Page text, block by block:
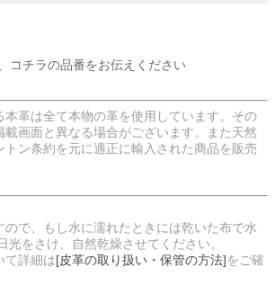
コチラの品番をお伝えください
革は全て本物の革を使用しています。その
画面と異なる場合がございます。また天然
トン条約を元に適正に輸入された商品を販売
で、もし水に濡れたときには乾いた布で水
光をさけ、自然乾燥させてください。
て詳細は[皮革の取り扱い・保管の方法]をご確